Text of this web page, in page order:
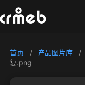
首页 / 产品图片库 /
复.png